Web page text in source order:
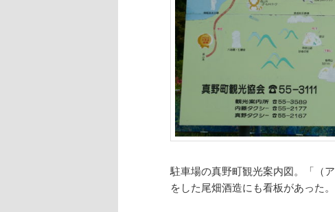
駐車場の真野町観光案内図。「（
をした尾畑酒造にも看板があった。